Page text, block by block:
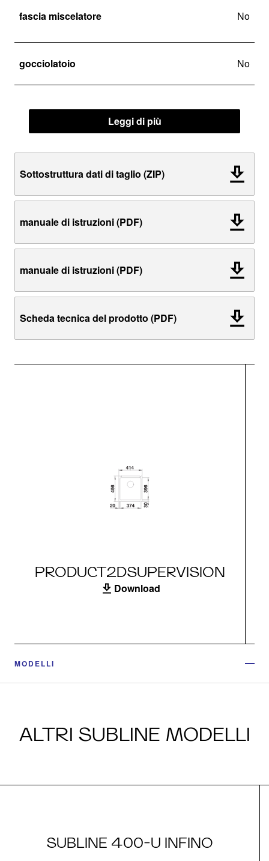
fascia miscelatore No
gocciolatoio No
Leggi di più
Sottostruttura dati di taglio (ZIP)
manuale di istruzioni (PDF)
manuale di istruzioni (PDF)
Scheda tecnica del prodotto (PDF)
PRODUCT2DSUPERVISION
Download
MODELLI
ALTRI SUBLINE MODELLI
SUBLINE 400-U INFINO